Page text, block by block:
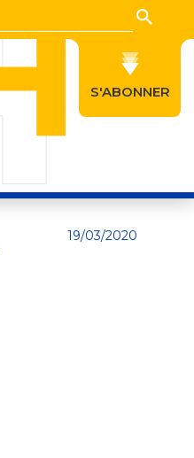
S'ABONNER
19/03/2020